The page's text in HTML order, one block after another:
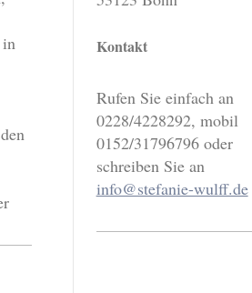
Kontakt
Rufen Sie einfach an
0228/4228292, mobil
0152/31796796 oder
schreiben Sie an
info@stefanie-wulff.de